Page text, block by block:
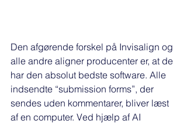
Den afgørende forskel på Invisalign og
alle andre aligner producenter er, at de
har den absolut bedste software. Alle
indsendte “submission forms”, der
sendes uden kommentarer, bliver læst
af en computer. Ved hjælp af AI